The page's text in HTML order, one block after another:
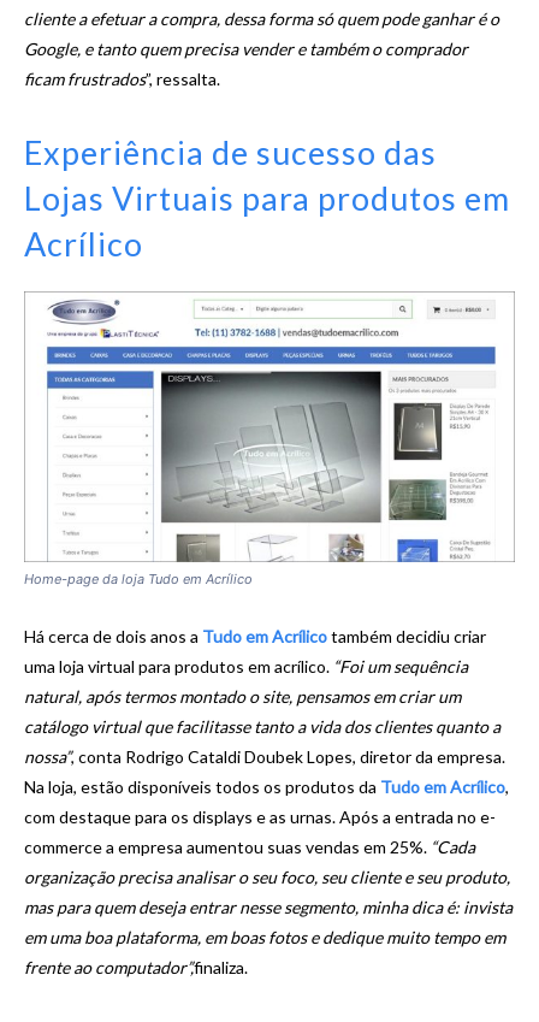
cliente a efetuar a compra, dessa forma só quem pode ganhar é o
Google, e tanto quem precisa vender e também o comprador
ficam frustrados”, ressalta.
Experiência de sucesso das
Lojas Virtuais para produtos em
Acrílico
Home-page da loja Tudo em Acrílico
Há cerca de dois anos a Tudo em Acrílicotambém decidiu criar
uma loja virtual para produtos em acrílico. “Foi um sequência
natural, após termos montado o site, pensamos em criar um
catálogo virtual que facilitasse tanto a vida dos clientes quanto a
nossa”, conta Rodrigo Cataldi Doubek Lopes, diretor da empresa.
Na loja, estão disponíveis todos os produtos da Tudo em Acrílico,
com destaque para os displays e as urnas. Após a entrada no e-
commerce a empresa aumentou suas vendas em 25%. “Cada
organização precisa analisar o seu foco, seu cliente e seu produto,
mas para quem deseja entrar nesse segmento, minha dica é: invista
em uma boa plataforma, em boas fotos e dedique muito tempo em
frente ao computador”,finaliza.